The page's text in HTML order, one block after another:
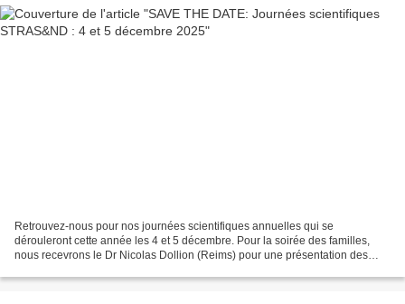
Retrouvez-nous pour nos journées scientifiques annuelles qui se
dérouleront cette année les 4 et 5 décembre. Pour la soirée des familles,
nous recevrons le Dr Nicolas Dollion (Reims) pour une présentation des